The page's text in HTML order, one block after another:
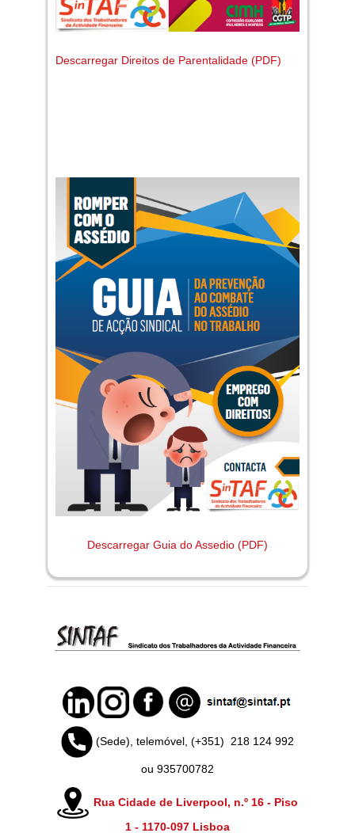
Descarregar Direitos de Parentalidade (PDF)
Descarregar Guia do Assedio (PDF)
(Sede), telemóvel, (+351) 218 124 992
ou 935700782
Rua Cidade de Liverpool, n.º 16 - Piso
1 - 1170-097 Lisboa